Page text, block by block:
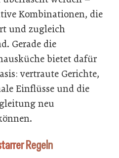
Kombinationen, die
und zugleich
Gerade die
bietet dafür
vertraute Gerichte,
Einflüsse und die
neu
Regeln